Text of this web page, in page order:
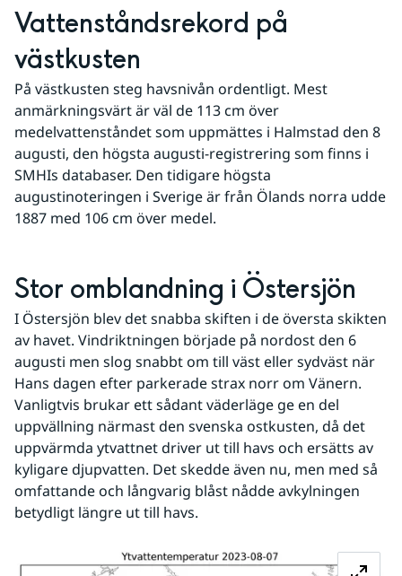
Vattenståndsrekord på
västkusten
På västkusten steg havsnivån ordentligt. Mest
anmärkningsvärt är väl de 113 cm över
medelvattenståndet som uppmättes i Halmstad den 8
augusti, den högsta augusti-registrering som finns i
SMHIs databaser. Den tidigare högsta
augustinoteringen i Sverige är från Ölands norra udde
1887 med 106 cm över medel.
Stor omblandning i Östersjön
I Östersjön blev det snabba skiften i de översta skikten
av havet. Vindriktningen började på nordost den 6
augusti men slog snabbt om till väst eller sydväst när
Hans dagen efter parkerade strax norr om Vänern.
Vanligtvis brukar ett sådant väderläge ge en del
uppvällning närmast den svenska ostkusten, då det
uppvärmda ytvattnet driver ut till havs och ersätts av
kyligare djupvatten. Det skedde även nu, men med så
omfattande och långvarig blåst nådde avkylningen
betydligt längre ut till havs.